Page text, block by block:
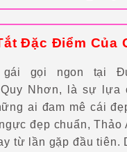
Đặc Điểm Của
gái gọi ngon tại
Nhơn, là sự lựa
ai đam mê cái
đẹp chuẩn, Thảo
từ lần gặp đầu tiên.